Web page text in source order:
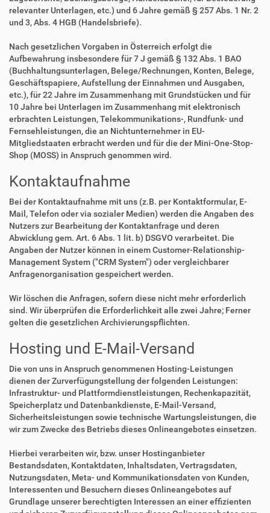
relevanter Unterlagen, etc.) und 6 Jahre gemäß § 257 Abs. 1 Nr. 2
und 3, Abs. 4 HGB (Handelsbriefe).
Nach gesetzlichen Vorgaben in Österreich erfolgt die
Aufbewahrung insbesondere für 7 J gemäß § 132 Abs. 1 BAO
(Buchhaltungsunterlagen, Belege/Rechnungen, Konten, Belege,
Geschäftspapiere, Aufstellung der Einnahmen und Ausgaben,
etc.), für 22 Jahre im Zusammenhang mit Grundstücken und für
10 Jahre bei Unterlagen im Zusammenhang mit elektronisch
erbrachten Leistungen, Telekommunikations-, Rundfunk- und
Fernsehleistungen, die an Nichtunternehmer in EU-
Mitgliedstaaten erbracht werden und für die der Mini-One-Stop-
Shop (MOSS) in Anspruch genommen wird.
Kontaktaufnahme
Bei der Kontaktaufnahme mit uns (z.B. per Kontaktformular, E-
Mail, Telefon oder via sozialer Medien) werden die Angaben des
Nutzers zur Bearbeitung der Kontaktanfrage und deren
Abwicklung gem. Art. 6 Abs. 1 lit. b) DSGVO verarbeitet. Die
Angaben der Nutzer können in einem Customer-Relationship-
Management System ("CRM System") oder vergleichbarer
Anfragenorganisation gespeichert werden.
Wir löschen die Anfragen, sofern diese nicht mehr erforderlich
sind. Wir überprüfen die Erforderlichkeit alle zwei Jahre; Ferner
gelten die gesetzlichen Archivierungspflichten.
Hosting und E-Mail-Versand
Die von uns in Anspruch genommenen Hosting-Leistungen
dienen der Zurverfügungstellung der folgenden Leistungen:
Infrastruktur- und Plattformdienstleistungen, Rechenkapazität,
Speicherplatz und Datenbankdienste, E-Mail-Versand,
Sicherheitsleistungen sowie technische Wartungsleistungen, die
wir zum Zwecke des Betriebs dieses Onlineangebotes einsetzen.
Hierbei verarbeiten wir, bzw. unser Hostinganbieter
Bestandsdaten, Kontaktdaten, Inhaltsdaten, Vertragsdaten,
Nutzungsdaten, Meta- und Kommunikationsdaten von Kunden,
Interessenten und Besuchern dieses Onlineangebotes auf
Grundlage unserer berechtigten Interessen an einer effizienten